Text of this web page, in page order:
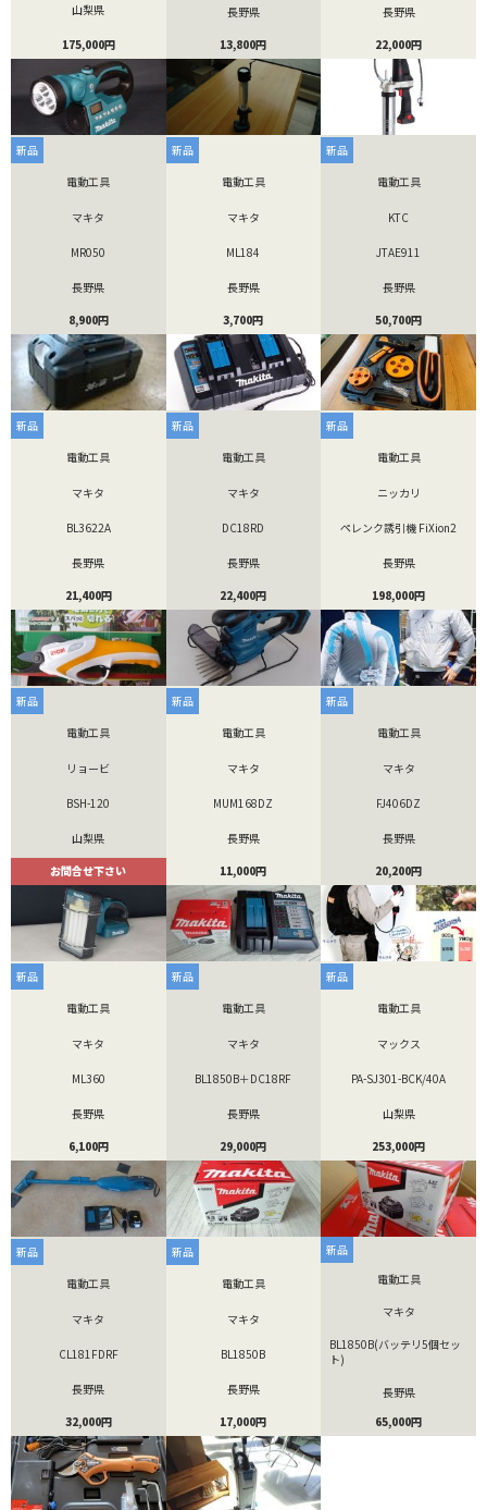
山梨県
175,000円
長野県
13,800円
長野県
22,000円
新品
電動工具
マキタ
MR050
長野県
8,900円
新品
電動工具
マキタ
ML184
長野県
3,700円
新品
電動工具
KTC
JTAE911
長野県
50,700円
新品
電動工具
マキタ
BL3622A
長野県
21,400円
新品
電動工具
マキタ
DC18RD
長野県
22,400円
新品
電動工具
ニッカリ
ペレンク誘引機 FiXion2
長野県
198,000円
新品
電動工具
リョービ
BSH-120
山梨県
お問合せ下さい
新品
電動工具
マキタ
MUM168DZ
長野県
11,000円
新品
電動工具
マキタ
FJ406DZ
長野県
20,200円
新品
電動工具
マキタ
ML360
長野県
6,100円
新品
電動工具
マキタ
BL1850B＋DC18RF
長野県
29,000円
新品
電動工具
マックス
PA-SJ301-BCK/40A
山梨県
253,000円
新品
電動工具
マキタ
CL181FDRF
長野県
32,000円
新品
電動工具
マキタ
BL1850B
長野県
17,000円
新品
電動工具
マキタ
BL1850B(バッテリ5個セッ
ト)
長野県
65,000円